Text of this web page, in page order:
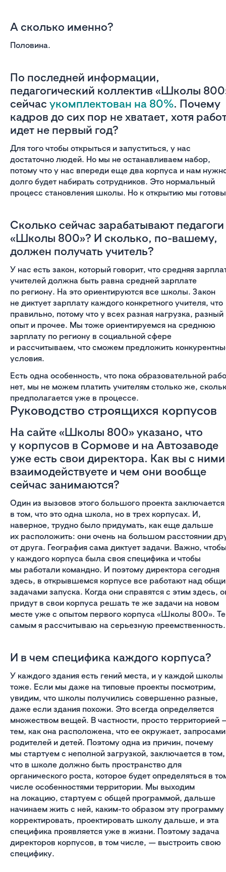
А сколько именно?
Половина.
По последней информации,
педагогический коллектив «Школы
сейчас укомплектован на 80%. Почему
кадров до сих пор не хватает, хотя
идет не первый год?
Для того чтобы открыться и запуститься, у нас
достаточно людей. Но мы не останавливаем набор,
потому что у нас впереди еще два корпуса и нам
долго будет набирать сотрудников. Это нормальный
процесс становления школы. Но к открытию мы
Сколько сейчас зарабатывают педагоги
«Школы 800»? И сколько, по-вашему,
должен получать учитель?
У нас есть закон, который говорит, что средняя
учителей должна быть равна средней зарплате
по региону. На это ориентируются все школы. Закон
не диктует зарплату каждого конкретного учителя, что
правильно, потому что у всех разная нагрузка, разный
опыт и прочее. Мы тоже ориентируемся на среднюю
зарплату по региону в социальной сфере
и рассчитываем, что сможем предложить
условия.
Есть одна особенность, что пока образовательной
нет, мы не можем платить учителям столько же,
предполагается уже в процессе.
Руководство строящихся корпусов
На сайте «Школы 800» указано, что
у корпусов в Сормове и на Автозаводе
уже есть свои директора. Как вы с ними
взаимодействуете и чем они вообще
сейчас занимаются?
Один из вызовов этого большого проекта заключается
в том, что это одна школа, но в трех корпусах. И,
наверное, трудно было придумать, как еще дальше
их расположить: они очень на большом расстоянии
от друга. География сама диктует задачи. Важно,
у каждого корпуса была своя специфика и чтобы
мы работали командно. И поэтому директора сегодня
здесь, в открывшемся корпусе все работают над
задачами запуска. Когда они справятся с этим здесь,
придут в свои корпуса решать те же задачи на новом
месте уже с опытом первого корпуса «Школы 800».
самым я рассчитываю на серьезную преемственность.
И в чем специфика каждого корпуса?
У каждого здания есть гений места, и у каждой школы
тоже. Если мы даже на типовые проекты посмотрим,
увидим, что школы получились совершенно разные,
даже если здания похожи. Это всегда определяется
множеством вещей. В частности, просто территорией
тем, как она расположена, что ее окружает, запросами
родителей и детей. Поэтому одна из причин, почему
мы стартуем с неполной загрузкой, заключается в том,
что в школе должно быть пространство для
органического роста, которое будет определяться в
числе особенностями территории. Мы выходим
на локацию, стартуем с общей программой, дальше
начинаем жить с ней, каким-то образом эту программу
корректировать, проектировать школу дальше, и эта
специфика проявляется уже в жизни. Поэтому задача
директоров корпусов, в том числе, — выстроить свою
специфику.